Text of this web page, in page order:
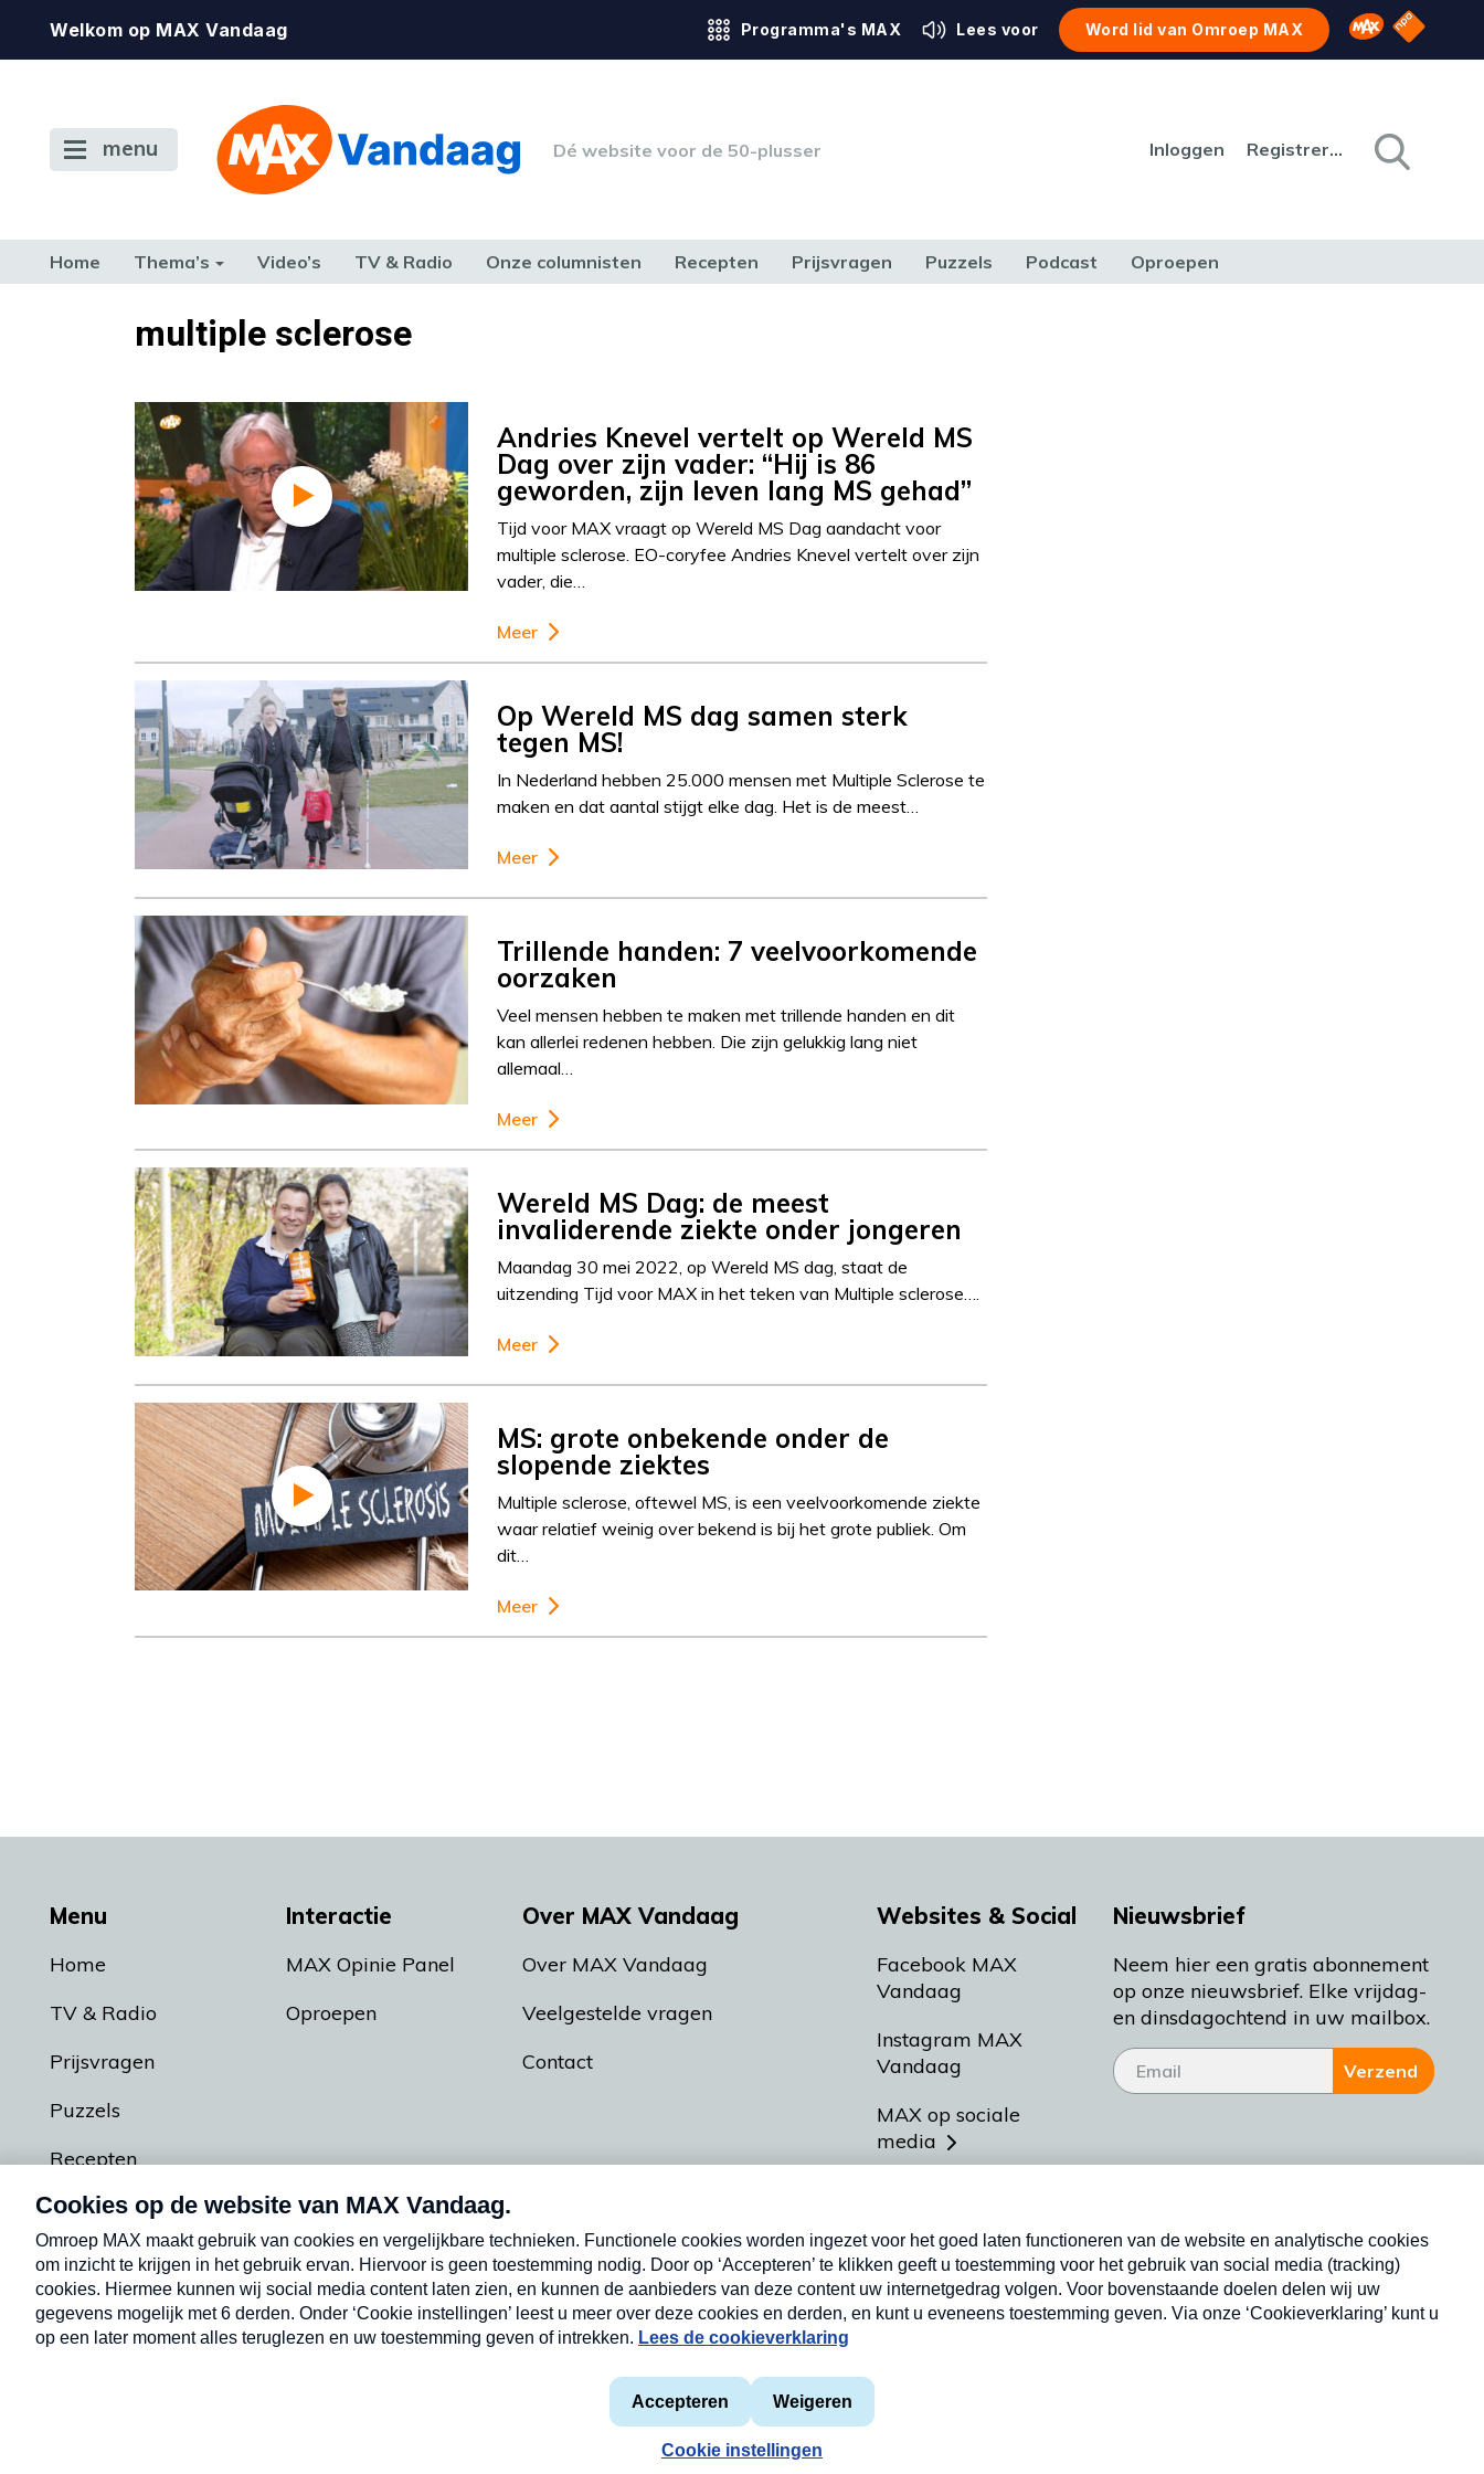
Welkom op MAX Vandaag Programma's MAX Lees voor Word lid van Omroep MAX Omroep MAX
NPO
menu Dé website voor de 50-plusser Inloggen Registreren
Home Thema’s Video’s TV & Radio Onze columnisten Recepten Prijsvragen Puzzels Podcast Oproepen
TERUG NAAR TOENmultiple sclerose
Andries Knevel vertelt op Wereld MS
Dag over zijn vader: “Hij is 86
geworden, zijn leven lang MS gehad”
Tijd voor MAX vraagt op Wereld MS Dag aandacht voor
multiple sclerose. EO-coryfee Andries Knevel vertelt over zijn
vader, die…
Meer
Op Wereld MS dag samen sterk
tegen MS!
In Nederland hebben 25.000 mensen met Multiple Sclerose te
maken en dat aantal stijgt elke dag. Het is de meest…
Meer
Trillende handen: 7 veelvoorkomende
oorzaken
Veel mensen hebben te maken met trillende handen en dit
kan allerlei redenen hebben. Die zijn gelukkig lang niet
allemaal…
Meer
Wereld MS Dag: de meest
invaliderende ziekte onder jongeren
Maandag 30 mei 2022, op Wereld MS dag, staat de
uitzending Tijd voor MAX in het teken van Multiple sclerose….
Meer
MS: grote onbekende onder de
slopende ziektes
Multiple sclerose, oftewel MS, is een veelvoorkomende ziekte
waar relatief weinig over bekend is bij het grote publiek. Om
dit…
Meer
Menu
Home
TV & Radio
Prijsvragen
Puzzels
Recepten
Podcasts
Interactie
MAX Opinie Panel
Oproepen
Over MAX Vandaag
Over MAX Vandaag
Veelgestelde vragen
Contact
Websites & Social
Facebook MAX
Vandaag
Instagram MAX
Vandaag
MAX op sociale
media
Meldpunt Actueel
Heel Holland Bakt
Nieuwsbrief
Neem hier een gratis abonnement
op onze nieuwsbrief. Elke vrijdag-
en dinsdagochtend in uw mailbox.
Verzend
Privacyverklaring
Cookieverklaring
Nieuwsbrief
Neem hier een gratis abonnement op onze